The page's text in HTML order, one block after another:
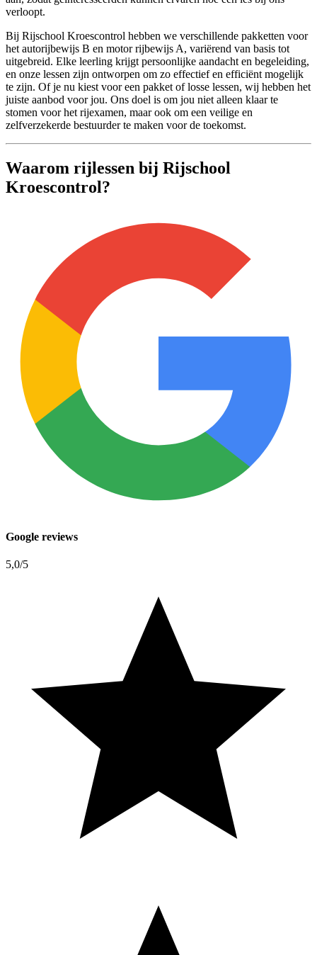
verloopt.
Bij Rijschool Kroescontrol hebben we verschillende pakketten voor
het autorijbewijs B en motor rijbewijs A, variërend van basis tot
uitgebreid. Elke leerling krijgt persoonlijke aandacht en begeleiding,
en onze lessen zijn ontworpen om zo effectief en efficiënt mogelijk
te zijn. Of je nu kiest voor een pakket of losse lessen, wij hebben het
juiste aanbod voor jou. Ons doel is om jou niet alleen klaar te
stomen voor het rijexamen, maar ook om een veilige en
zelfverzekerde bestuurder te maken voor de toekomst.
Waarom rijlessen bij Rijschool
Kroescontrol?
Google reviews
5,0/5